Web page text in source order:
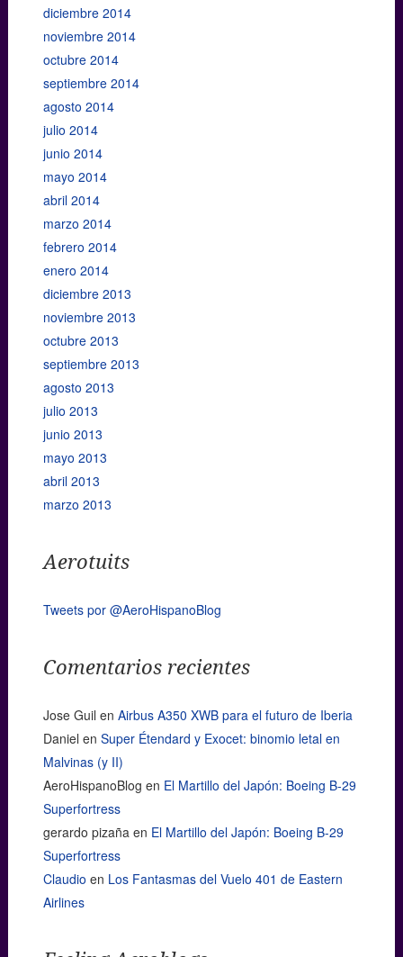
diciembre 2014
noviembre 2014
octubre 2014
septiembre 2014
agosto 2014
julio 2014
junio 2014
mayo 2014
abril 2014
marzo 2014
febrero 2014
enero 2014
diciembre 2013
noviembre 2013
octubre 2013
septiembre 2013
agosto 2013
julio 2013
junio 2013
mayo 2013
abril 2013
marzo 2013
Aerotuits
Tweets por @AeroHispanoBlog
Comentarios recientes
Jose Guil en Airbus A350 XWB para el futuro de Iberia
Daniel en Super Étendard y Exocet: binomio letal en
Malvinas (y II)
AeroHispanoBlog en El Martillo del Japón: Boeing B-29
Superfortress
gerardo pizañaen El Martillo del Japón: Boeing B-29
Superfortress
Claudio en Los Fantasmas del Vuelo 401 de Eastern
Airlines